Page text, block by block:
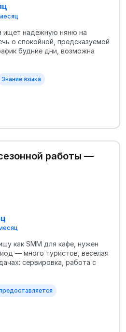
ищет надёжную няню на
о спокойной, предсказуемой
будние дни, возможна
Знание языка
работы —
как SMM для кафе, нужен
— много туристов, веселая
сервировка, работа с